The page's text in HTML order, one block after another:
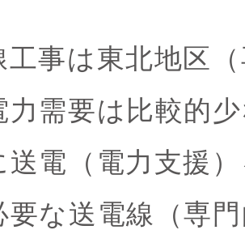
工事は東北地区
力需要は比較的
送電（電力支援
要な送電線（専